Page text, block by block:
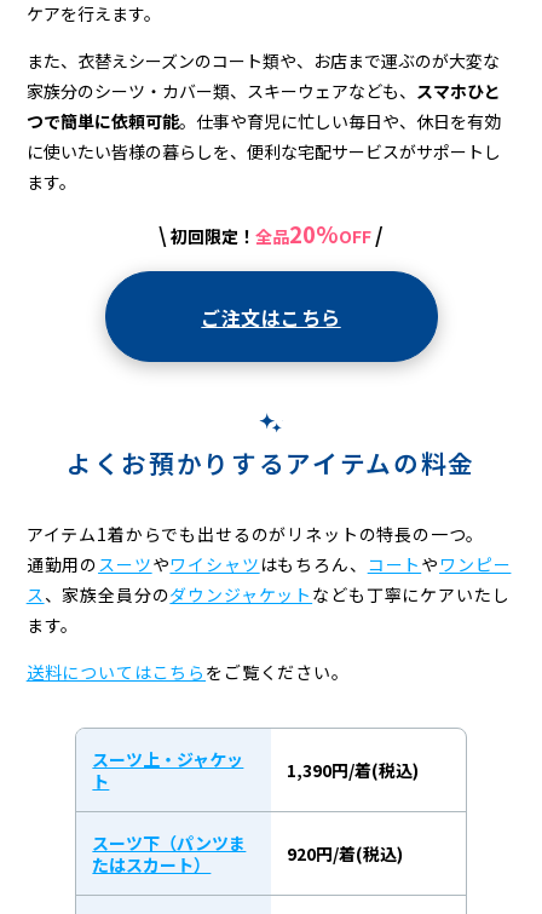
ケアを行えます。
また、衣替えシーズンのコート類や、お店まで運ぶのが大変な
家族分のシーツ・カバー類、スキーウェアなども、 スマホひと
つで簡単に依頼可能。仕事や育児に忙しい毎日や、休日を有効
に使いたい皆様の暮らしを、便利な宅配サービスがサポートし
ます。
\ 初回限定！ 全品20%OFF /
ご注文はこちら
よくお預かりするアイテムの料金
アイテム1着からでも出せるのがリネットの特長の一つ。
通勤用の スーツやワイシャツ はもちろん、 コート やワンピー
ス 、 家族全員分のダウンジャケット なども丁寧にケアいたし
ます。
送料についてはこちら をご覧ください。
スーツ上・ジャケッ
ト
1,390円/着(税込)
スーツ下（パンツま
たはスカート）
920円/着(税込)